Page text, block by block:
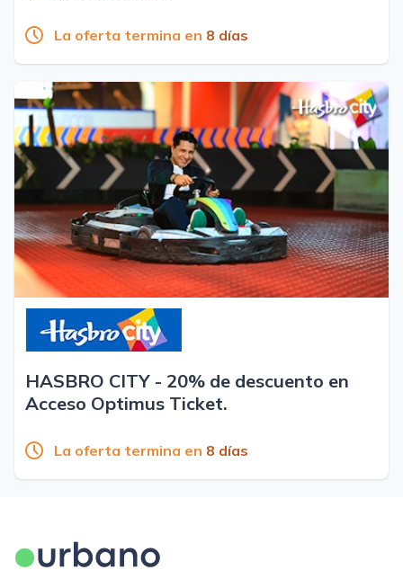
La oferta termina en 8 días
HASBRO CITY - 20% de descuento en
Acceso Optimus Ticket.
La oferta termina en 8 días